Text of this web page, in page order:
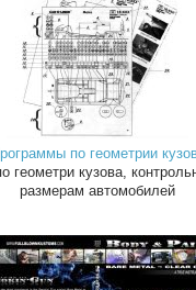
по геометрии
геометри кузова,
размерам автомобилей